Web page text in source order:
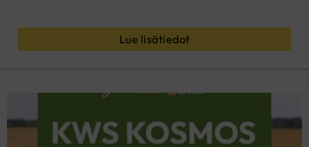
Lue lisätiedot